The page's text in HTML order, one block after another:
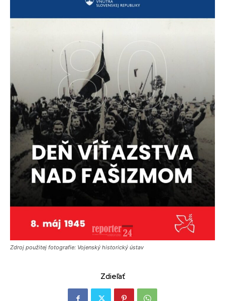
Zdroj použitej fotografie: Vojenský historický ústav
Zdieľať